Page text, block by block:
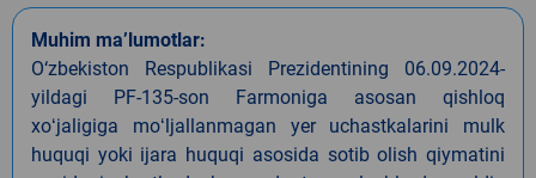
Muhim ma’lumotlar:
O‘zbekiston Respublikasi Prezidentining 06.09.2024-
yildagi PF-135-son Farmoniga asosan qishloq
xoʻjaligiga moʻljallanmagan yer uchastkalarini mulk
huquqi yoki ijara huquqi asosida sotib olish qiymatini